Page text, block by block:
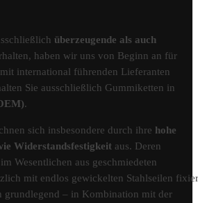
überzeugende als auch
haben wir uns von Beginn an für
international führenden Lieferanten
Sie ausschließlich Gummiketten in
.
sich insbesondere durch ihre hohe
Widerstandsfestigkeit aus. Deren
Wesentlichen aus geschmiedeten
mit endlos gewickelten Stahlseilen
grundlegend – in Kombination mit der